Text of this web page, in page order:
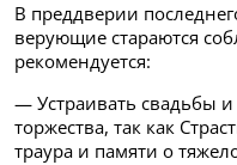
В преддверии
верующие стараются
рекомендуется:
— Устраивать свадьбы
торжества, так как
траура и памяти о